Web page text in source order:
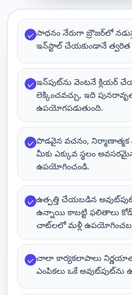
✓ సాధనం నేరుగా బ్రౌజర్‌లో
ఇన్‌స్టాల్ చేయకుండానే త్వరిత
✓ ఇన్‌పుట్‌ను వెంటనే క్లియర్
లెక్కించవచ్చు, ఇది
ఉపయోగపడుతుంది.
✓ పొడవైన వచనం, నిర్మాణాత్మక
మీకు ఎక్కువ స్థలం
ఉపయోగించండి.
✓ ఉత్పత్తి చేయబడిన
ఉన్నాయి కాబట్టి ఫలితాలు
చాట్‌లలో మళ్లీ
✓ చాలా కార్యకలాపాలు
ఎంపికలు ఒకే అవుట్‌పుట్‌ను